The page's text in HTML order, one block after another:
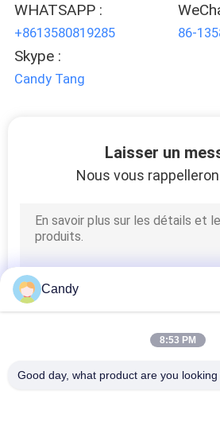
NOUVELLES
CAS
SITE
PRIVACY
POLICY
WHATSAPP :
+8613580819285 86-
Skype :
Candy Tang
Laisser un
Nous vous
Candy
8:53 PM
Good day, what product are you